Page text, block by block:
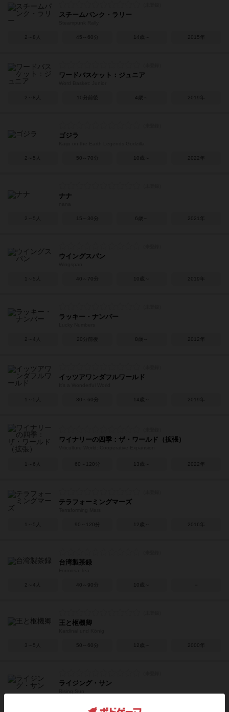
スチームパンク・ラリー
2～8人 45～60分 14歳～ 2015年
ワードバスケット：ジュニア
2～8人 10分前後 4歳～ 2019年
ゴジラ
2～5人 50～70分 10歳～ 2022年
ナナ
2～5人 15～30分 6歳～ 2021年
ウイングスパン
1～5人 40～70分 10歳～ 2019年
ラッキー・ナンバー
2～4人 20分前後 8歳～ 2012年
イッツアワンダフルワールド
1～5人 30～60分 14歳～ 2019年
ワイナリーの四季：ザ・ワールド（拡張）
1～6人 60～120分 13歳～ 2022年
テラフォーミングマーズ
1～5人 90～120分 12歳～ 2016年
台湾製茶録
2～4人 40～90分 10歳～
王と枢機卿
3～5人 50～60分 12歳～ 2000年
ライジング・サン